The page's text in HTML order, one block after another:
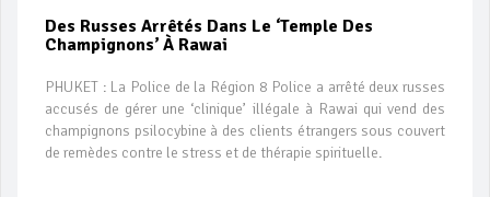
Des Russes Arrêtés Dans Le ‘temple Des
Champignons’ À Rawai
PHUKET : La Police de la Région 8 Police a arrêté deux russes
accusés de gérer une ‘clinique’ illégale à Rawai qui vend des
champignons psilocybine à des clients étrangers sous couvert
de remèdes contre le stress et de thérapie spirituelle.